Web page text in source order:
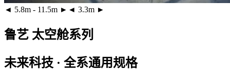
◄ 5.8m - 11.5m ► ◄ 3.3m ►
鲁艺 太空舱系列
未来科技 · 全系通用规格